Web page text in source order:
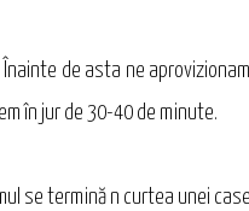
de asta ne
în jur de 30-40 de minute.
se termină n curtea unei